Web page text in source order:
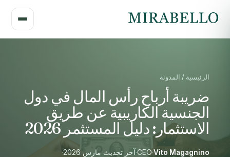
الرئيسية / المدونة
ضريبة أرباح رأس المال في دول
الجنسية الكاريبية عن طريق
الاستثمار: دليل المستثمر 2026
Vito Magagnino
·
CEO
·آخر تحديث مارس 2026
·